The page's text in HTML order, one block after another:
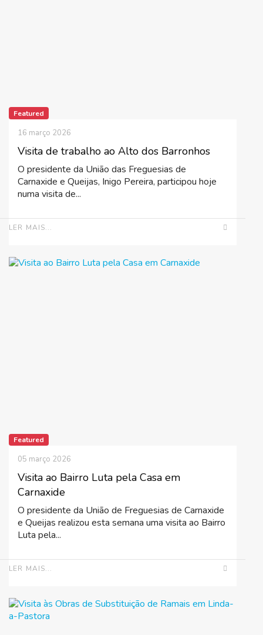
Featured
Visita de trabalho ao Alto dos Barronhos
16 março 2026
O presidente da União das Freguesias de
Carnaxide e Queijas, Inigo Pereira, participou hoje
numa visita de...
LER MAIS...
Featured
Visita ao Bairro Luta pela Casa em
Carnaxide
05 março 2026
O presidente da União de Freguesias de Carnaxide
e Queijas realizou esta semana uma visita ao Bairro
Luta pela...
LER MAIS...